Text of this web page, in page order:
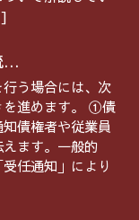
...
う場合には、次
を進めます。 ①債
債権者や従業員
ます。一般的
任通知」により